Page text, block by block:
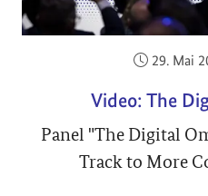
29. Mai
Video: The
Panel "The Digital
Track to More